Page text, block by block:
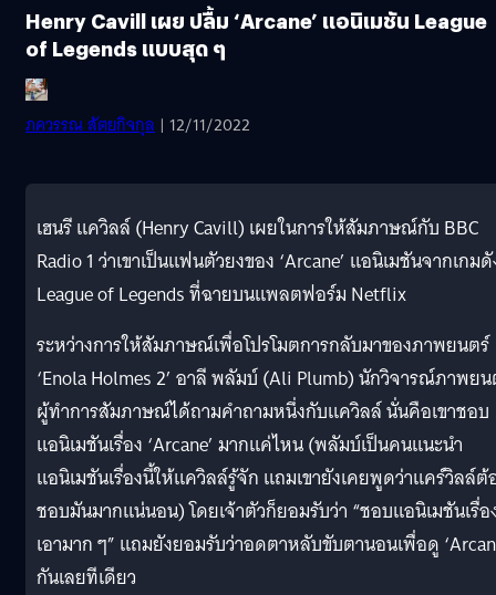
Henry Cavill เผย ปลื้ม ‘Arcane’ แอนิเมชัน League
of Legends แบบสุด ๆ
ภควรรณ สัตยกิจกุล | 12/11/2022
เฮนรี แควิลล์ (Henry Cavill) เผยในการให้สัมภาษณ์กับ BBC
Radio 1 ว่าเขาเป็นแฟนตัวยงของ ‘Arcane’ แอนิเมชันจากเกม
League of Legends ที่ฉายบนแพลตฟอร์ม Netflix
ระหว่างการให้สัมภาษณ์เพื่อโปรโมตการกลับมาของภาพยนตร์
‘Enola Holmes 2’ อาลี พลัมบ์ (Ali Plumb) นักวิจารณ์ภาพย
ผู้ทำการสัมภาษณ์ได้ถามคำถามหนึ่งกับแควิลล์ นั่นคือเขาชอบ
แอนิเมชันเรื่อง ‘Arcane’ มากแค่ไหน (พลัมบ์เป็นคนแนะนำ
แอนิเมชันเรื่องนี้ให้แควิลล์รู้จัก แถมเขายังเคยพูดว่าแคร์วิลล์ต้
ชอบมันมากแน่นอน) โดยเจ้าตัวก็ยอมรับว่า “ชอบแอนิเมชันเรื่อ
เอามาก ๆ” แถมยังยอมรับว่าอดตาหลับขับตานอนเพื่อดู
กันเลยทีเดียว